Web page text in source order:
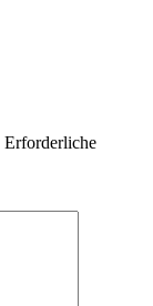
Erforderliche